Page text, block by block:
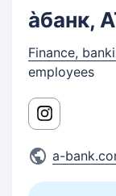
àбанк,
Finance,
employees
a-